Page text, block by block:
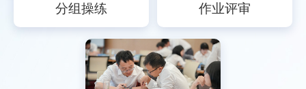
分组操练 作业评审